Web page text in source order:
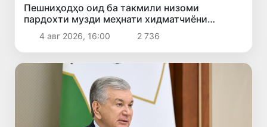
Пешниҳодҳо оид ба такмили низоми
пардохти музди меҳнати хидматчиёни
давлатӣ баррасӣ шуданд
4 авг 2026, 16:00 2 736